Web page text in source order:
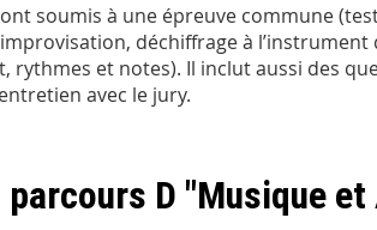
soumis à une épreuve commune
déchiffrage à l’instrument
rythmes et notes). Il inclut aussi des
avec le jury.
parcours D "Musique